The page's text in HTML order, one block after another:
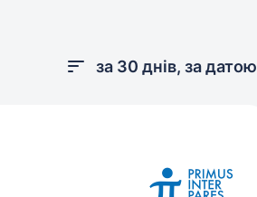
за 30 днів, за датою